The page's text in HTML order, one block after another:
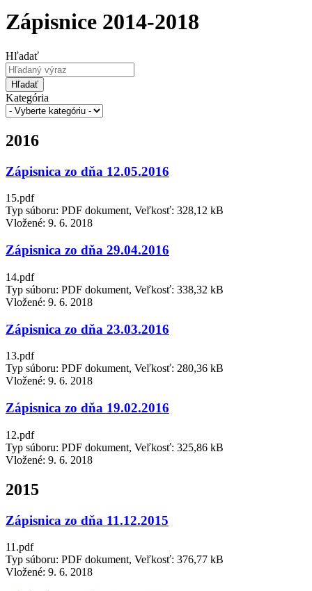
Zápisnice 2014-2018
Hľadať
Hľadať
Kategória
2016
Zápisnica zo dňa 12.05.2016
15.pdf
Typ súboru: PDF dokument, Veľkosť: 328,12 kB
Vložené: 9. 6. 2018
Zápisnica zo dňa 29.04.2016
14.pdf
Typ súboru: PDF dokument, Veľkosť: 338,32 kB
Vložené: 9. 6. 2018
Zápisnica zo dňa 23.03.2016
13.pdf
Typ súboru: PDF dokument, Veľkosť: 280,36 kB
Vložené: 9. 6. 2018
Zápisnica zo dňa 19.02.2016
12.pdf
Typ súboru: PDF dokument, Veľkosť: 325,86 kB
Vložené: 9. 6. 2018
2015
Zápisnica zo dňa 11.12.2015
11.pdf
Typ súboru: PDF dokument, Veľkosť: 376,77 kB
Vložené: 9. 6. 2018